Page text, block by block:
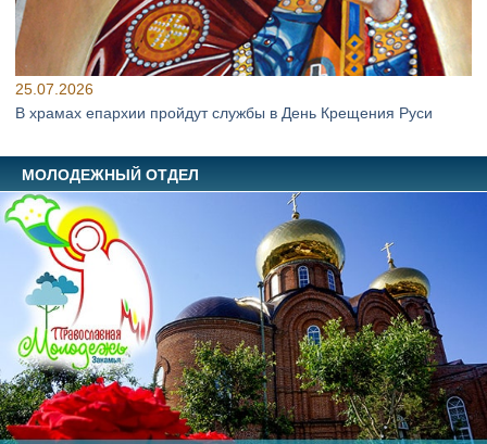
25.07.2026
В храмах епархии пройдут службы в День Крещения Руси
МОЛОДЕЖНЫЙ ОТДЕЛ